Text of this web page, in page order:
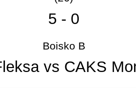
5 - 0
Boisko B
vs CAKS